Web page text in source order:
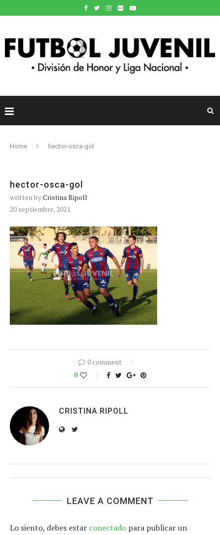
Home hector-osca-gol
hector-osca-gol
written byCristina Ripoll
20 septiembre, 2021
0 comment
0
CRISTINA RIPOLL
LEAVE A COMMENT
Lo siento, debes estar conectado para publicar un